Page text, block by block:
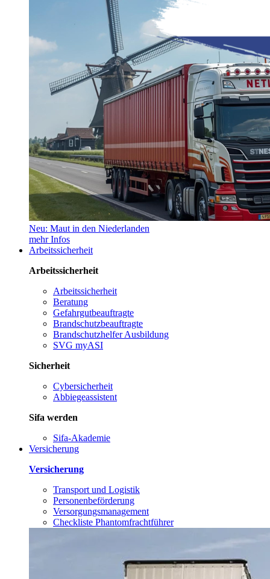
Neu: Maut in den Niederlanden
mehr Infos
Arbeitssicherheit
Arbeitssicherheit
Arbeitssicherheit
Beratung
Gefahrgutbeauftragte
Brandschutzbeauftragte
Brandschutzhelfer Ausbildung
SVG myASI
Sicherheit
Cybersicherheit
Abbiegeassistent
Sifa werden
Sifa-Akademie
Versicherung
Versicherung
Transport und Logistik
Personenbeförderung
Versorgungsmanagement
Checkliste Phantomfrachtführer